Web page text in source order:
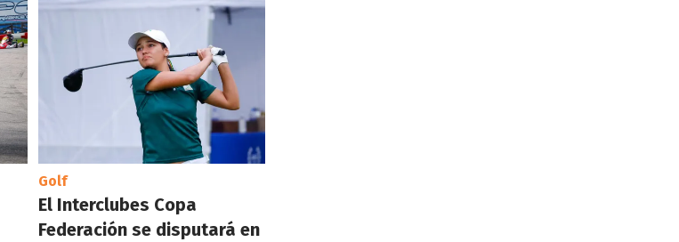
Golf
El Interclubes Copa
Federación se disputará en